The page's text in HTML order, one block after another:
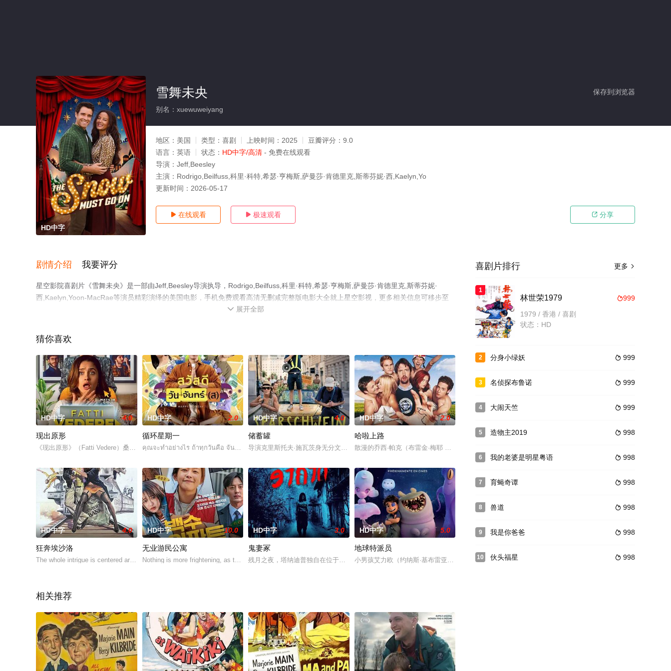
HD中字
保存到浏览器
雪舞未央
别名：xuewuweiyang
地区： 美国 类型： 喜剧 上映时间： 2025 豆瓣评分： 9.0
语言： 英语 状态： HD中字/高清 - 免费在线观看
导演： Jeff,Beesley
主演： Rodrigo,Beilfuss,科里·科特,希瑟·亨梅斯,萨曼莎·肯德里克,斯蒂芬妮·西,Kaelyn,Yo
更新时间： 2026-05-17
 在线观看  极速观看  分享
剧情介绍 我要评分
星空影院喜剧片《雪舞未央》是一部由Jeff,Beesley导演执导，Rodrigo,Beilfuss,科里·科特,希瑟·亨梅斯,萨曼莎·肯德里克,斯蒂芬妮·
西,Kaelyn,Yoon-MacRae等演员精彩演绎的美国电影，手机免费观看高清无删减完整版电影大全就上星空影视，更多相关信息可移步至
 展开全部
猜你喜欢
HD中字 4.0
现出原形
《现出原形》（Fatti Vedere）桑德拉（玛蒂尔德·焦利 饰）是一位年轻的心理学毕业生，刚刚被知名线上心理治疗平台
HD中字 2.0
循环星期一
คุณจะทำอย่างไร ถ้าทุกวันคือ จันทร์ที่ 1 เมษายน?如果每天都是 4 月 1
HD中字 4.0
储蓄罐
导演克里斯托夫·施瓦茨身无分文，幸运的是，他接到了国家电视台的拍摄邀约。但施瓦茨真的想拍摄自己作为气候行动主义者的自我实
HD中字 2.0
哈啦上路
散漫的乔西·帕克（布雷金·梅耶 Breckin Meyer 饰）与同在一所大学的美丽女孩贝丝·瓦格纳（艾米·斯玛特 Am
HD中字 4.0
狂奔埃沙洛
The whole intrigue is centered around carte-blanche document
HD中字 10.0
无业游民公寓
Nothing is more frightening, as the narrator points out, tha
HD中字 3.0
鬼妻冢
残月之夜，塔纳迪普独自在位于知名闹鬼地区的祖宅过夜，想找出为什么有鬼跟着他，与此同时，一群不速之客意外激怒了鬼魂，导致人
HD中字 5.0
地球特派员
小男孩艾力欧（约纳斯·基布雷亚布 Yonas Kibreab 配音），一个充满奇思妙想的太空迷，意外踏上了一场宇宙
相关推荐
更多 
喜剧片排行
1
999
林世荣1979
1979 / 香港 / 喜剧
状态：HD
2  999
分身小绿妖
3  999
名侦探布鲁诺
4  999
大闹天竺
5  998
造物主2019
6  998
我的老婆是明星粤语
7  998
育蝇奇谭
8  998
兽道
9  998
我是你爸爸
10  998
伙头福星